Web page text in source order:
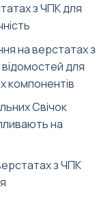
з ЧПК для
на верстатах з
для
компонентів
Свічок
на
з ЧПК